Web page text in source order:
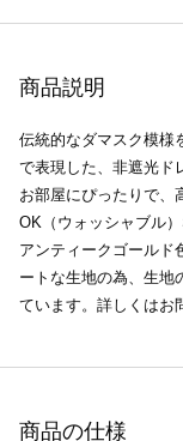
商品説明
伝統的なダマスク模様
で表現した、非遮光ド
お部屋にぴったりで、
OK（ウォッシャブル
アンティークゴール
ートな生地の為、生地
ています。詳しくはお
商品の仕様